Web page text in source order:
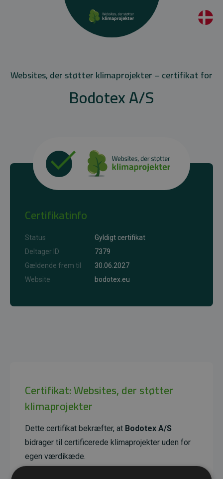
Websites, der støtter klimaprojekter – certifikat for
Bodotex A/S
Certifikatinfo
Status
Gyldigt certifikat
Deltager ID
7379
Gældende frem til
30.06.2027
Website
bodotex.eu
Certifikat: Websites, der støtter
klimaprojekter
Dette certifikat bekræfter, at Bodotex A/S
bidrager til certificerede klimaprojekter uden for
egen værdikæde.